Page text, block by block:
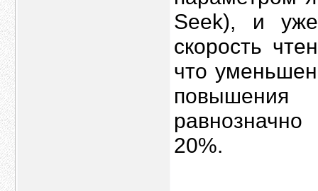
Seek), и
скорость
что
повышения
20%.